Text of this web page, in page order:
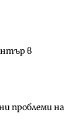
в
проблеми на
в
– Велико
магистрала